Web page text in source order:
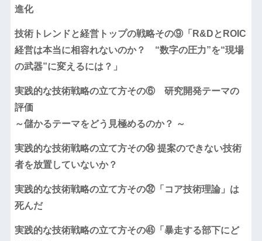
進化
技術トレンドと経営トップの戦略その⑨「R&DとROIC
経営は本当に相容れないのか？ “数字の圧力”を“現場
の武器”に変えるには？」
実践的な技術戦略の立て方その⑥ 研究開発テーマの
評価
～儲かるテーマをどう見極めるのか？ ～
実践的な技術戦略の立て方その⑭ 提案のできない技術
者を放置していないか？
実践的な技術戦略の立て方その㉜「コア技術理論」は
死んだ
実践的な技術戦略の立て方その㊺「暴走する部下にど